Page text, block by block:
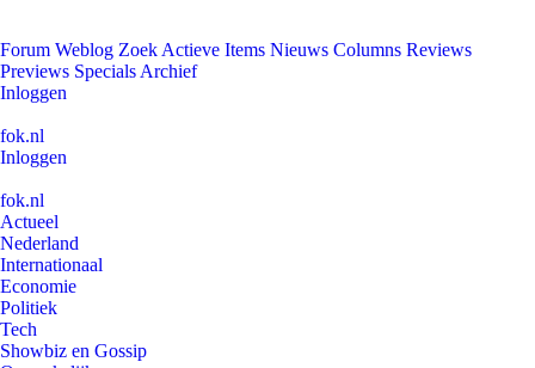
Forum Weblog Zoek Actieve Items Nieuws Columns Reviews
Previews Specials Archief
Inloggen
fok.nl
Inloggen
fok.nl
Actueel
Nederland
Internationaal
Economie
Politiek
Tech
Showbiz en Gossip